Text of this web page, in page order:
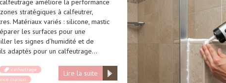
améliore la performance
stratégiques à calfeutrer,
Matériaux variés : silicone, mastic
les surfaces pour une
les signes d’humidité et de
adaptés pour un calfeutrage…
Lire la suite
calfeutrage
maison